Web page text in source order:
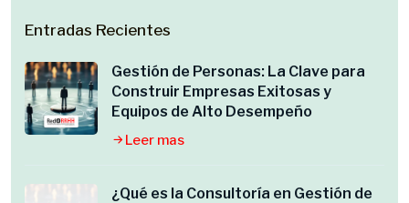
Entradas Recientes
Gestión de Personas: La Clave para
Construir Empresas Exitosas y
Equipos de Alto Desempeño
Leer mas
¿Qué es la Consultoría en Gestión de